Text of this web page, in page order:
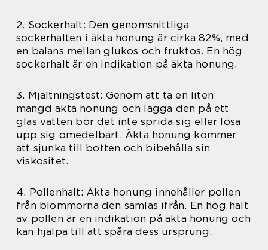
2. Sockerhalt: Den genomsnittliga
sockerhalten i äkta honung är cirka 82%, med
en balans mellan glukos och fruktos. En hög
sockerhalt är en indikation på äkta honung.
3. Mjältningstest: Genom att ta en liten
mängd äkta honung och lägga den på ett
glas vatten bör det inte sprida sig eller lösa
upp sig omedelbart. Äkta honung kommer
att sjunka till botten och bibehålla sin
viskositet.
4. Pollenhalt: Äkta honung innehåller pollen
från blommorna den samlas ifrån. En hög halt
av pollen är en indikation på äkta honung och
kan hjälpa till att spåra dess ursprung.